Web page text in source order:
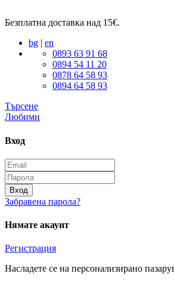
Безплатна доставка над 15€.
bg | en
0893 63 91 68
0894 54 11 20
0878 64 58 93
0894 64 58 93
Търсене
Любими
Вход
Вход
Забравена парола?
Нямате акаунт
Регистрация
Насладете се на персонализирано